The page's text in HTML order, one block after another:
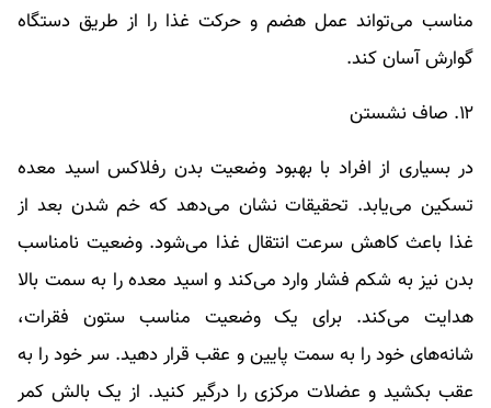
مناسب می‌تواند عمل هضم و حرکت غذا را از طریق دستگاه
گوارش آسان کند.
۱۲. صاف نشستن
در بسیاری از افراد با بهبود وضعیت بدن رفلاکس اسید معده
تسکین می‌یابد. تحقیقات نشان می‌دهد که خم شدن بعد از
غذا باعث کاهش سرعت انتقال غذا می‌شود. وضعیت نامناسب
بدن نیز به شکم فشار وارد می‌کند و اسید معده را به سمت بالا
هدایت می‌کند. برای یک وضعیت مناسب ستون فقرات،
شانه‌های خود را به سمت پایین و عقب قرار دهید. سر خود را به
عقب بکشید و عضلات مرکزی را درگیر کنید. از یک بالش کمر